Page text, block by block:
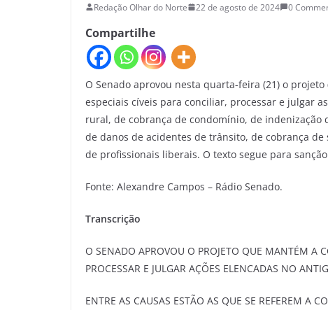
Redação Olhar do Norte 22 de agosto de 2024 0
Compartilhe
O Senado aprovou nesta quarta-feira (21) o
especiais cíveis para conciliar, processar e julgar
rural, de cobrança de condomínio, de
de danos de acidentes de trânsito, de cobrança
de profissionais liberais. O texto segue para
Fonte: Alexandre Campos – Rádio Senado.
Transcrição
O SENADO APROVOU O PROJETO QUE MANTÉM A
PROCESSAR E JULGAR AÇÕES ELENCADAS NO
ENTRE AS CAUSAS ESTÃO AS QUE SE REFEREM A